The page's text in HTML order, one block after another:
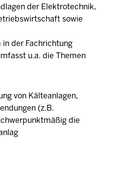
der Elektrotechnik,
sowie
der Fachrichtung
u.a. die Themen
von Kälteanlagen,
(z.B.
die